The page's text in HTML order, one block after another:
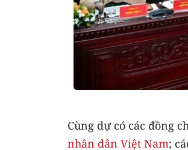
Cùng dự có các đồng
nhân dân Việt Nam;